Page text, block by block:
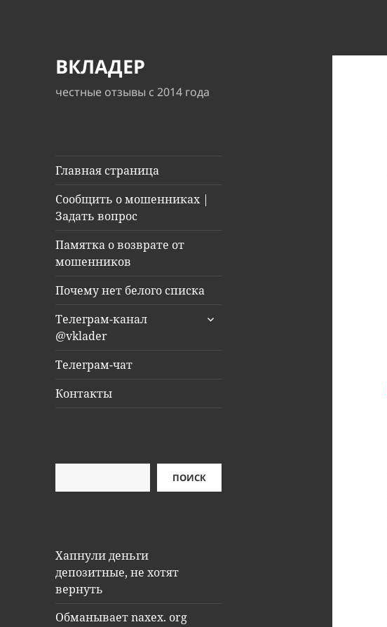
ВКЛАДЕР
честные отзывы с 2014 года
Главная страница
Сообщить о мошенниках |
Задать вопрос
Памятка о возврате от
мошенников
Почему нет белого списка
Телеграм-канал
@vklader
раскрыть
Телеграм-чат
Контакты
ПОИСК
Хапнули деньги
депозитные, не хотят
вернуть
Обманывает naxex. org